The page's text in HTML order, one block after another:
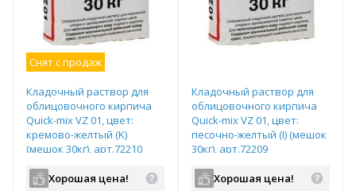
Снят с продаж
Кладочный раствор для
облицовочного кирпича
Quick-mix VZ 01, цвет:
кремово-желтый (K)
(мешок 30кг), арт.72210
Хорошая цена!
Кладочный раствор для
облицовочного кирпича
Quick-mix VZ 01, цвет:
песочно-желтый (I) (мешок
30кг), арт.72209
Хорошая цена!